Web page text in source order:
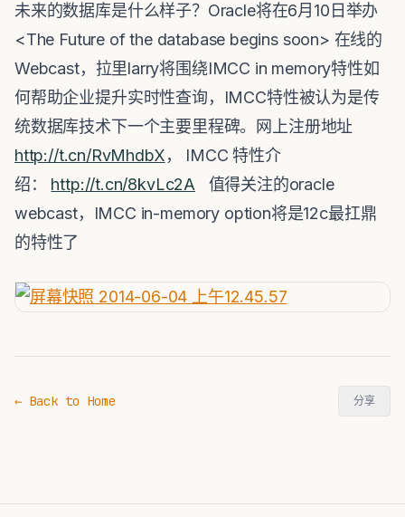
未来的数据库是什么样子？Oracle将在6月10日举办
<The Future of the database begins soon> 在线的
Webcast，拉里larry将围绕IMCC in memory特性如
何帮助企业提升实时性查询，IMCC特性被认为是传
统数据库技术下一个主要里程碑。网上注册地址
http://t.cn/RvMhdbX， IMCC 特性介
绍： http://t.cn/8kvLc2A 值得关注的oracle
webcast，IMCC in-memory option将是12c最扛鼎
的特性了
← Back to Home 分享